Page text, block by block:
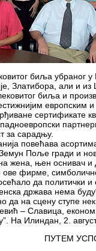
биља убраног
Златибора, али и
биља и
европским
сертификате
за сарадњу.
повећава
Поље гради и
жена, њен оснивач
ове фирме,
да политички
држава нема
да на сцену ступе
– Славица,
На Илиндан, 2.
ПУТЕМ